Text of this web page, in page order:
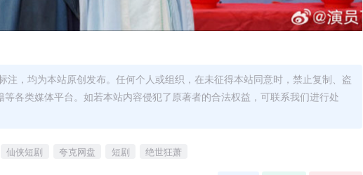
注，均为本站原创发布。任何个人或组织，在未征得本站同意时，禁止复制、盗
各类媒体平台。如若本站内容侵犯了原著者的合法权益，可联系我们进行处
仙侠短剧 夸克网盘 短剧 绝世狂萧